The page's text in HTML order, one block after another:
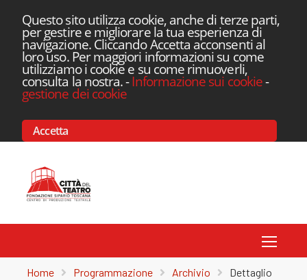
Questo sito utilizza cookie, anche di terze parti,
per gestire e migliorare la tua esperienza di
navigazione. Cliccando Accetta acconsenti al
loro uso. Per maggiori informazioni su come
utilizziamo i cookie e su come rimuoverli,
consulta la nostra.-Informazione sui cookie-
gestione dei cookie
Accetta
Home Programmazione Archivio
Dettaglio